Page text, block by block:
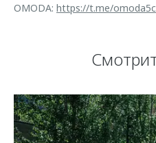
OMODA: https://t.me/